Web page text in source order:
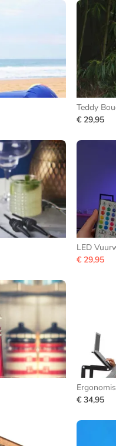
Teddy
€ 29,95
LED
€ 29,95
€ 34,95